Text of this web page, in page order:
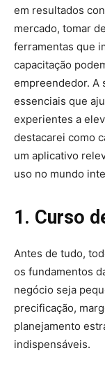
em resultados
mercado, tomar
ferramentas que
capacitação
empreendedor. A
essenciais que
experientes a
destacarei como
um aplicativo
uso no mundo
1. Curso
Antes de tudo,
os fundamentos
negócio seja
precificação,
planejamento
indispensáveis.